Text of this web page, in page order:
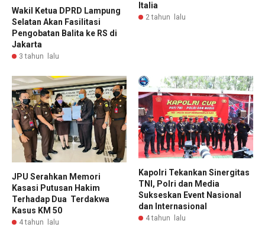
Wakil Ketua DPRD Lampung
Selatan Akan Fasilitasi
Pengobatan Balita ke RS di
Jakarta
3 tahun lalu
Italia
2 tahun lalu
JPU Serahkan Memori
Kasasi Putusan Hakim
Terhadap Dua Terdakwa
Kasus KM 50
4 tahun lalu
Kapolri Tekankan Sinergitas
TNI, Polri dan Media
Sukseskan Event Nasional
dan Internasional
4 tahun lalu